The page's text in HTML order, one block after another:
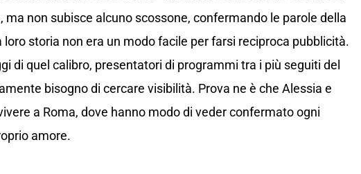
ma non subisce alcuno scossone, confermando le parole della
loro storia non era un modo facile per farsi reciproca pubblicità.
di quel calibro, presentatori di programmi tra i più seguiti del
bisogno di cercare visibilità. Prova ne è che Alessia e
a Roma, dove hanno modo di veder confermato ogni
amore.